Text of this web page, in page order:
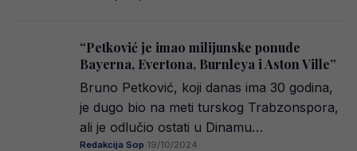
“Petković je imao milijunske ponude
Bayerna, Evertona, Burnleya i Aston Ville”
Bruno Petković, koji danas ima 30 godina,
je dugo bio na meti turskog Trabzonspora,
ali je odlučio ostati u Dinamu…
Redakcija Sop·19/10/2024